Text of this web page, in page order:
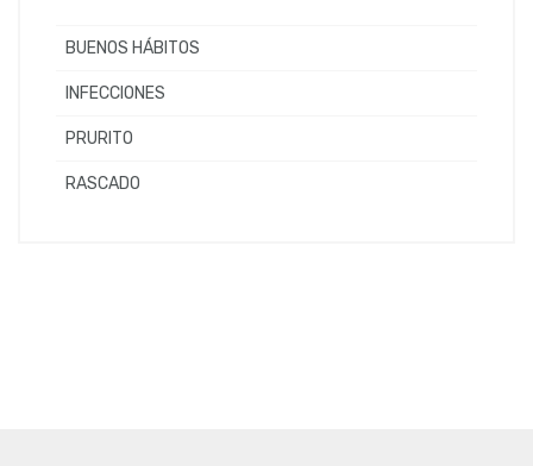
BUENOS HÁBITOS
INFECCIONES
PRURITO
RASCADO